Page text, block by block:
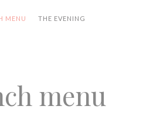
MENU THE EVENING
menu